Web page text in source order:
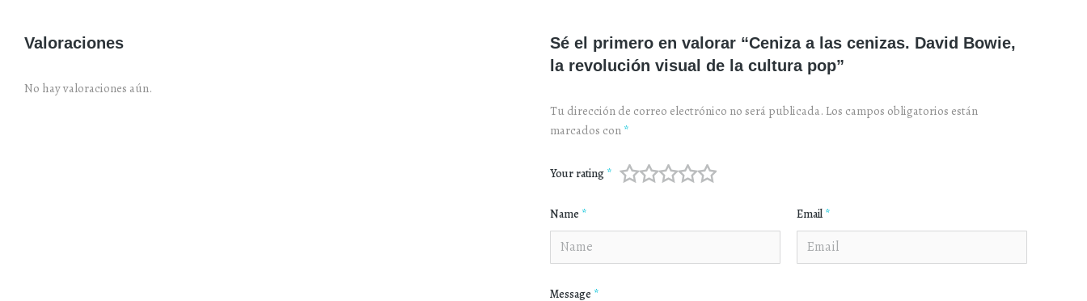
Valoraciones
No hay valoraciones aún.
Sé el primero en valorar “Ceniza a las cenizas. David Bowie,
la revolución visual de la cultura pop”
Tu dirección de correo electrónico no será publicada. Los campos obligatorios están
marcados con *
Your rating *
Name * Email *
Message *